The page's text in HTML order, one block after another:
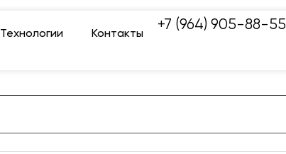
Технологии Контакты
+7 (964) 905-88-55